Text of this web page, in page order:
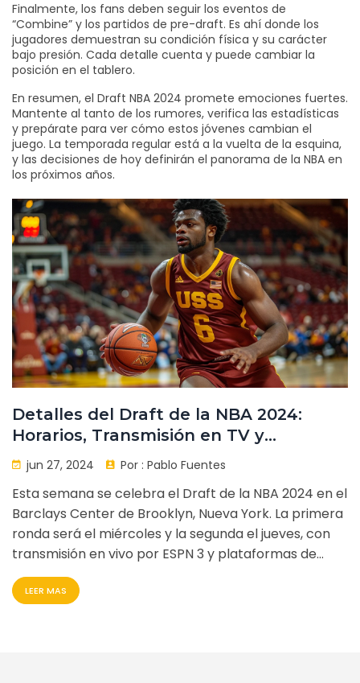
Finalmente, los fans deben seguir los eventos de
“Combine” y los partidos de pre-draft. Es ahí donde los
jugadores demuestran su condición física y su carácter
bajo presión. Cada detalle cuenta y puede cambiar la
posición en el tablero.
En resumen, el Draft NBA 2024 promete emociones fuertes.
Mantente al tanto de los rumores, verifica las estadísticas
y prepárate para ver cómo estos jóvenes cambian el
juego. La temporada regular está a la vuelta de la esquina,
y las decisiones de hoy definirán el panorama de la NBA en
los próximos años.
Detalles del Draft de la NBA 2024:
Horarios, Transmisión en TV y
Streaming Online
jun 27, 2024 Por : Pablo Fuentes
Esta semana se celebra el Draft de la NBA 2024 en el
Barclays Center de Brooklyn, Nueva York. La primera
ronda será el miércoles y la segunda el jueves, con
transmisión en vivo por ESPN 3 y plataformas de
streaming. Se destacan varios prospectos aunque el
nivel es considerado bajo este año.
LEER MAS